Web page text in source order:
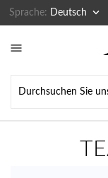
Sprache: Deutsch 
